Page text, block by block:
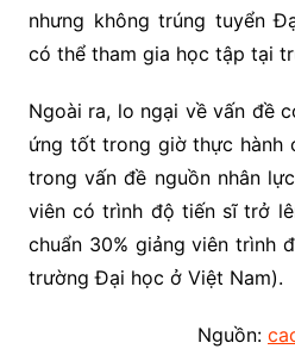
nhưng không trúng tuyển
có thể tham gia học tập tại
Ngoài ra, lo ngại về vấn đề
ứng tốt trong giờ thực hành
trong vấn đề nguồn nhân
viên có trình độ tiến sĩ trở
chuẩn 30% giảng viên trình
trường Đại học ở Việt Nam).
Nguồn: